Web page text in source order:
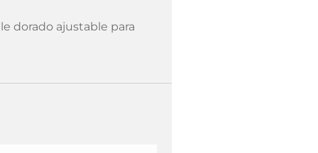
dorado ajustable para